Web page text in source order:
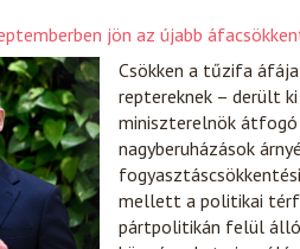
jön az újabb
Csökken a tűzifa
reptereknek – derült
miniszterelnök
nagyberuházások
mellett a politikai
pártpolitikán felül